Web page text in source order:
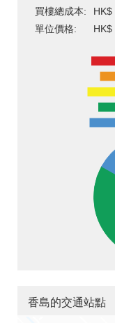
買樓總成本:
HK$
單位價格:
香島的交通站點